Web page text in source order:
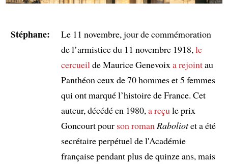
Stéphane:
Le 11 novembre, jour de commémoration
de l’armistice du 11 novembre 1918, le
cercueil de Maurice Genevoix a rejointau
Panthéon ceux de 70 hommes et 5 femmes
qui ont marqué l’histoire de France. Cet
auteur, décédé en 1980, a reçu le prix
Goncourt pour son roman Raboliotet a été
secrétaire perpétuel de l'Académie
française pendant plus de quinze ans, mais